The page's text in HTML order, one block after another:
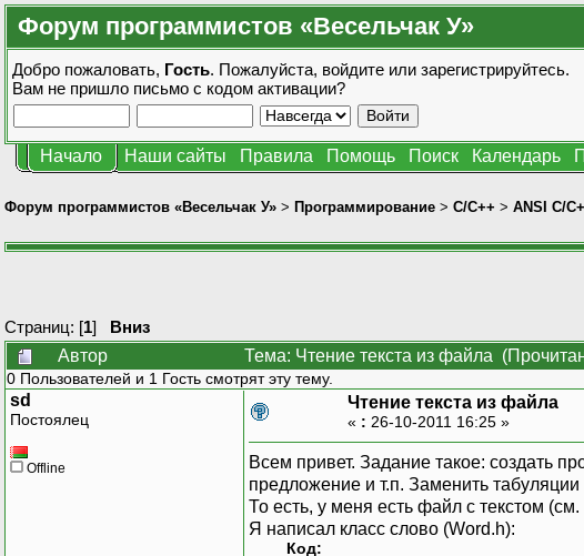
Форум программистов «Весельчак У»
Добро пожаловать, Гость. Пожалуйста, войдите или зарегистрируйтесь.
Вам не пришло письмо с кодом активации?
Начало Наши сайты Правила Помощь Поиск Календарь
Форум программистов «Весельчак У» > Программирование > C/C++ > ANSI С/
Страниц: [1] Вниз
Автор
Тема: Чтение текста из файла
0 Пользователей и 1 Гость смотрят эту тему.
sd
Постоялец
Offline
Чтение текста из файла
« : 26-10-2011 16:25 »
Всем привет. Задание такое: создать
предложение и т.п. Заменить
То есть, у меня есть файл с текстом
Я написал класс слово (Word.h):
Код: